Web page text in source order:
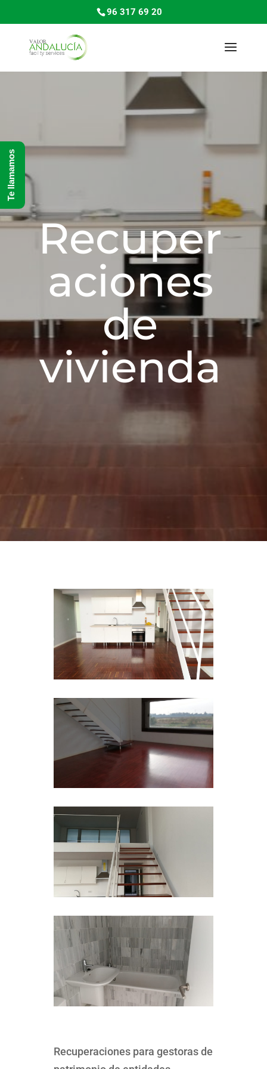
96 317 69 20
Recuper
aciones
de
vivienda
Recuperaciones para gestoras de
Te llamamos